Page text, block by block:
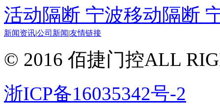
活动隔断 宁波移动隔断
新闻资讯|公司新闻|友情链接
© 2016 佰捷门控ALL
浙ICP备16035342号-2